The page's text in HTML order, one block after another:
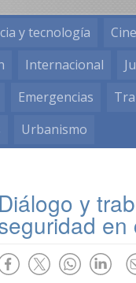
y tecnología Cine
Internacional
Emergencias
Urbanismo
Diálogo y
en